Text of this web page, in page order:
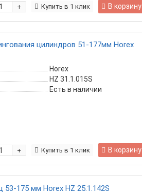
+ В корзину
Купить в 1 клик
цилиндров 51-177мм Horex
Horex
HZ 31.1.015S
Есть в наличии
+ В корзину
Купить в 1 клик
175 мм Horex HZ 25.1.142S